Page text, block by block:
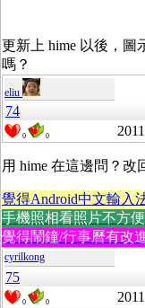
更新上 hime 以後，
嗎？
eliu
74
0 0
用 hime 在這邊問？改
覺得Android中文輸入
手機照相看照片不方
覺得鬧鐘/行事曆有改
cyrilkong
75
0 0